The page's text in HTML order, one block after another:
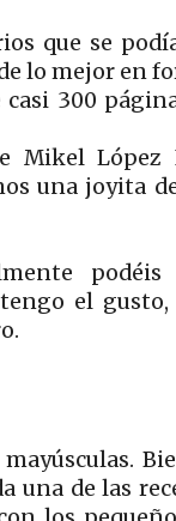
que se
lo mejor en
300
Mikel López
una joyita
el
de las